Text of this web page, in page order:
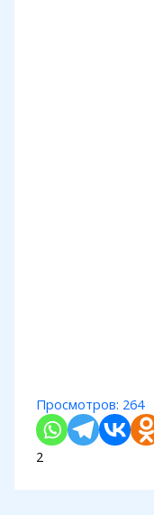
Просмотров: 264
2